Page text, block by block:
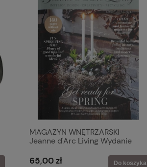
MAGAZYN WNĘTRZARSKI
Jeanne d'Arc Living Wydanie
65,00 zł Do koszyka